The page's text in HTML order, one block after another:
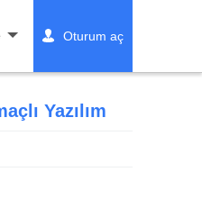
Oturum aç
Yazılım